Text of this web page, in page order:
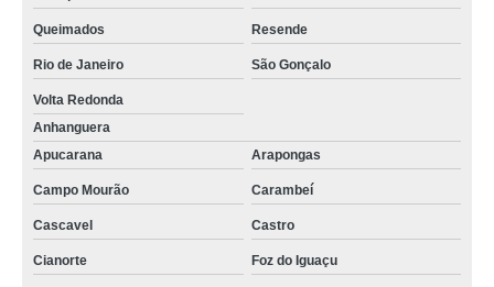
Queimados Resende
Rio de Janeiro São Gonçalo
Volta Redonda
Anhanguera
Apucarana
Arapongas
Campo Mourão Carambeí
Cascavel Castro
Cianorte Foz do Iguaçu